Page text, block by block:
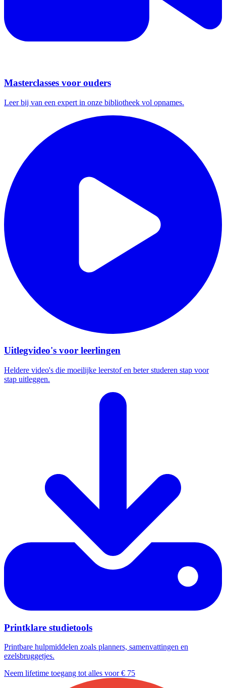
Masterclasses voor ouders
Leer bij van een expert in onze bibliotheek vol opnames.
Uitlegvideo's voor leerlingen
Heldere video's die moeilijke leerstof en beter studeren stap voor
stap uitleggen.
Printklare studietools
Printbare hulpmiddelen zoals planners, samenvattingen en
ezelsbruggetjes.
Neem lifetime toegang tot alles voor € 75